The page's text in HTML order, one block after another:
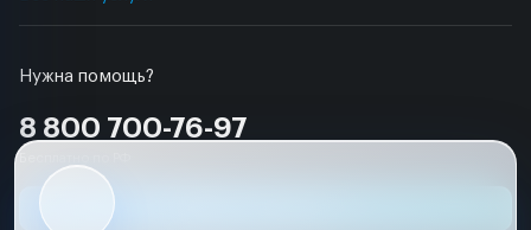
Нужна помощь?
8 800 700-76-97